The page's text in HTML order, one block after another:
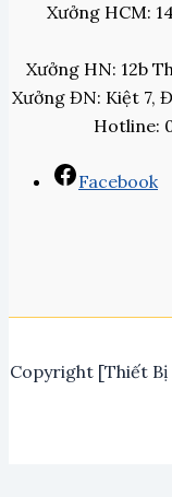
Xưởng HCM:
Xưởng HN: 12b
Xưởng ĐN: Kiệt 7,
Hotline:
Facebook
Copyright [Thiết Bị